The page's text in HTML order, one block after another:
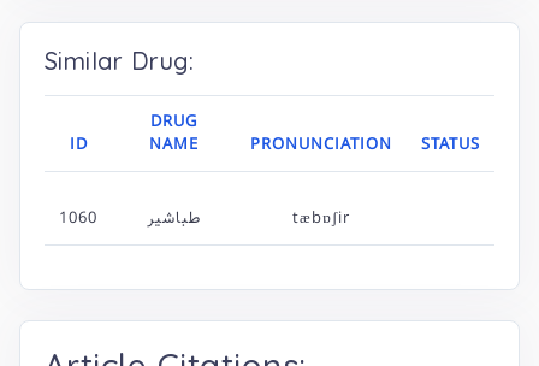
Similar Drug:
ID
DRUG
NAME
PRONUNCIATION STATUS
1060 طباشیر tæbɒʃir